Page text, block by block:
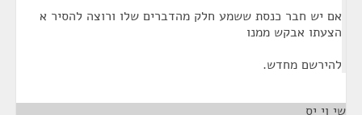
אם יש חבר כנסת ששמע חלק מהדברים שלו ורוצה להסיר א
הצעתו אבקש ממנו
להירשם מחדש.
שי וי יס